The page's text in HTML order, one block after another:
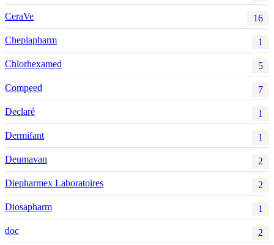
CeraVe 16
Cheplapharm 1
Chlorhexamed 5
Compeed 7
Declaré 1
Dermifant 1
Deumavan 2
Diepharmex Laboratoires 2
Diosapharm 1
doc 2